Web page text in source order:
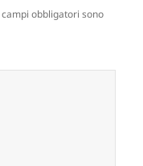
obbligatori sono